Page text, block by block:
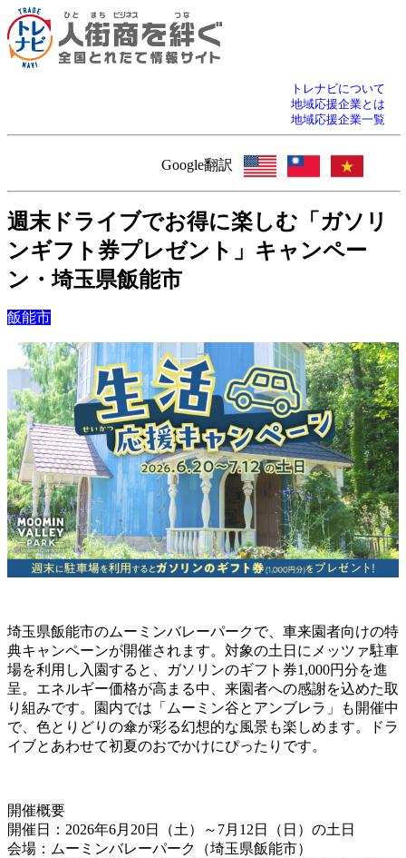
トレナビについて
地域応援企業とは
地域応援企業一覧
Google翻訳
週末ドライブでお得に楽しむ「ガソリ
ンギフト券プレゼント」キャンペー
ン・埼玉県飯能市
飯能市
埼玉県飯能市のムーミンバレーパークで、車来園者向けの特
典キャンペーンが開催されます。対象の土日にメッツァ駐車
場を利用し入園すると、ガソリンのギフト券1,000円分を進
呈。エネルギー価格が高まる中、来園者への感謝を込めた取
り組みです。園内では「ムーミン谷とアンブレラ」も開催中
で、色とりどりの傘が彩る幻想的な風景も楽しめます。ドラ
イブとあわせて初夏のおでかけにぴったりです。
開催概要
開催日：2026年6月20日（土）～7月12日（日）の土日
会場：ムーミンバレーパーク（埼玉県飯能市）